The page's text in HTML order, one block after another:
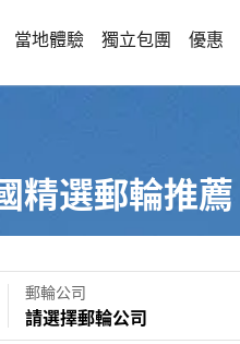
當地體驗 獨立包團 優惠
精選郵輪推薦
郵輪公司
請選擇郵輪公司